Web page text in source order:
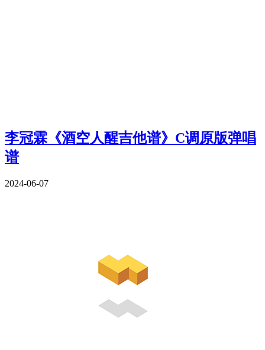
李冠霖《酒空人醒吉他谱》C调原版弹唱
谱
2024-06-07